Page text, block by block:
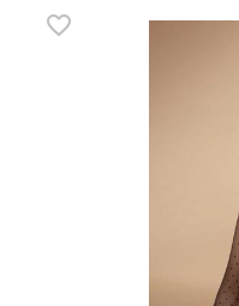
favorite_border